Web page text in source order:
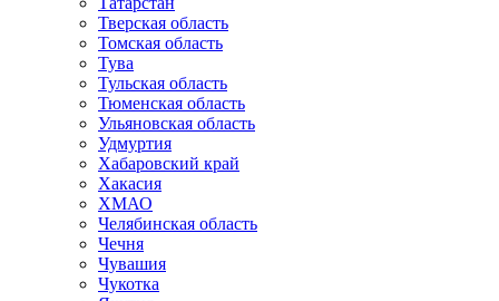
Тверская область
Томская область
Тува
Тульская область
Тюменская область
Ульяновская область
Удмуртия
Хабаровский край
Хакасия
ХМАО
Челябинская область
Чечня
Чувашия
Чукотка